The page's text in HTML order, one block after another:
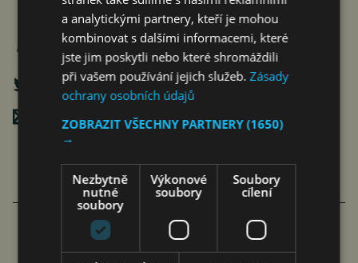
Poslat mailem
NOVÝ CHERY TIGGO 7 HEV
a analytickými partnery, kteří je mohou
kombinovat s dalšími informacemi, které
jste jim poskytli nebo které shromáždili
při vašem používání jejich služeb.Zásady
ochrany osobních údajů
ZOBRAZIT VŠECHNY PARTNERY(1650)
→
Nezbytně
nutné
soubory
Výkonové
soubory
Soubory
cílení